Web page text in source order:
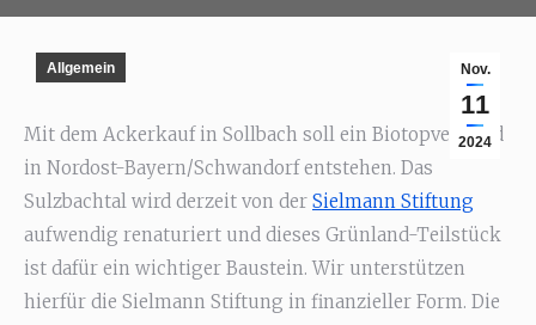
Nov.
11
2024
Allgemein
Mit dem Ackerkauf in Sollbach soll ein Biotopverbund
in Nordost-Bayern/Schwandorf entstehen. Das
Sulzbachtal wird derzeit von der Sielmann Stiftung
aufwendig renaturiert und dieses Grünland-Teilstück
ist dafür ein wichtiger Baustein. Wir unterstützen
hierfür die Sielmann Stiftung in finanzieller Form. Die